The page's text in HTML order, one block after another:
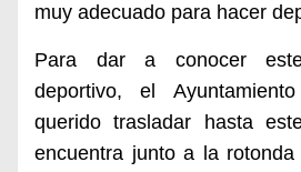
muy adecuado para hacer
Para dar a conocer
deportivo, el
querido trasladar hasta
encuentra junto a la